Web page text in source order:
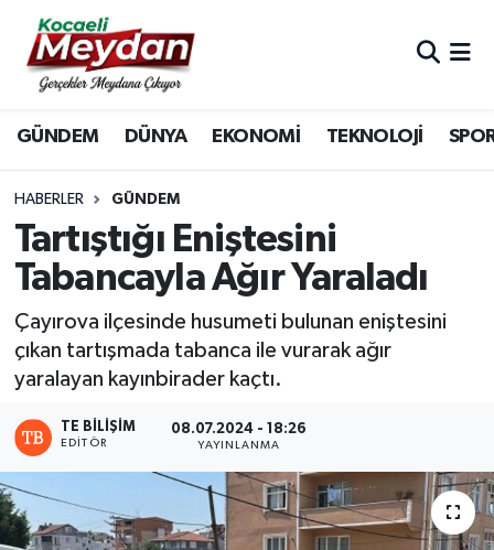
GÜNDEM DÜNYA EKONOMİ TEKNOLOJİ
HABERLER GÜNDEM
Tartıştığı Eniştesini
Tabancayla Ağır Yaraladı
Çayırova ilçesinde husumeti bulunan eniştesini
çıkan tartışmada tabanca ile vurarak ağır
yaralayan kayınbirader kaçtı.
TE BILIŞIM
EDITÖR
08.07.2024 - 18:26
YAYINLANMA
Nöbetçi Eczaneler
Hava Durumu
Trafik Durumu
Süper Lig Puan Durumu ve Fikstür
Son Dakika Haberleri
Haber Arşivi